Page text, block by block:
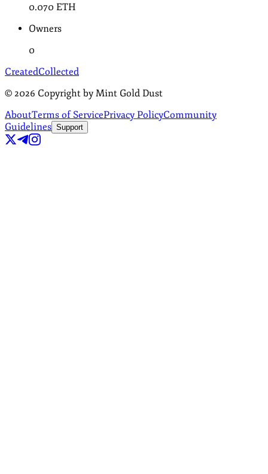
0.070 ETH
Owners
0
CreatedCollected
© 2026 Copyright by Mint Gold Dust
AboutTerms of ServicePrivacy PolicyCommunity
Guidelines Support